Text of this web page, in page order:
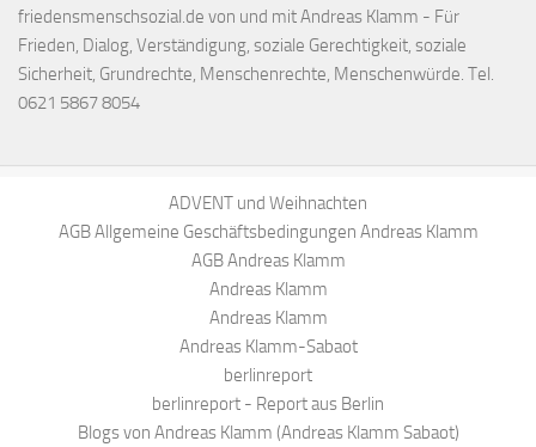
friedensmenschsozial.de von und mit Andreas Klamm - Für
Frieden, Dialog, Verständigung, soziale Gerechtigkeit, soziale
Sicherheit, Grundrechte, Menschenrechte, Menschenwürde. Tel.
0621 5867 8054
ADVENT und Weihnachten
AGB Allgemeine Geschäftsbedingungen Andreas Klamm
AGB Andreas Klamm
Andreas Klamm
Andreas Klamm
Andreas Klamm-Sabaot
berlinreport
berlinreport - Report aus Berlin
Blogs von Andreas Klamm (Andreas Klamm Sabaot)